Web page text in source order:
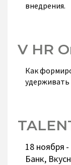
внедрения.
V HR
Как
удерживать
18 ноября -
Банк,